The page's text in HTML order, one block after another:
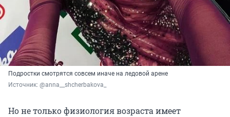
Подростки смотрятся совсем иначе на ледовой арене
Источник: @anna__shcherbakova_
Но не только физиология возраста имеет